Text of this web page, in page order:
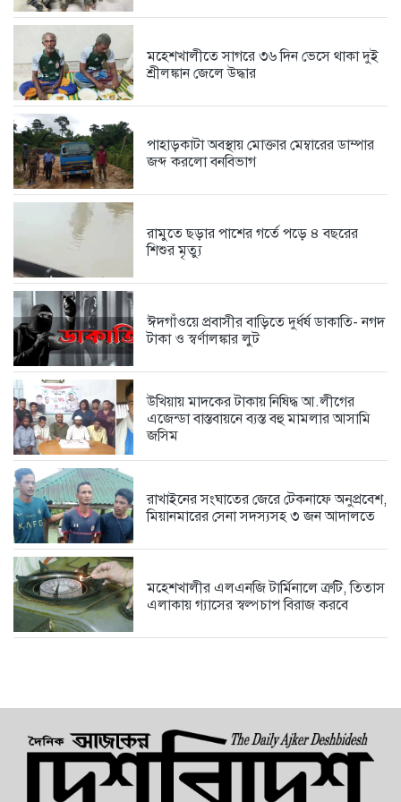
2 days আগে
বাঁশ দিয়ে সাঁকো উদ্বোধন করলেন...
2 days আগে
2 days আগে
সীমান্ত হত্যা ও মোদিবিরোধী আন্দোলনের...
2 days আগে
​মহেশখালীতে সাগরে ৩৬ দিন ভেসে থাকা দুই
শ্রীলঙ্কান জেলে উদ্ধার
পাহাড়কাটা অবস্থায় মোক্তার মেম্বারের ডাম্পার
জব্দ করলো বনবিভাগ
রামুতে ছড়ার পাশের গর্তে পড়ে ৪ বছরের
শিশুর মৃত্যু
ঈদগাঁওয়ে প্রবাসীর বাড়িতে দুর্ধর্ষ ডাকাতি- নগদ
টাকা ও স্বর্ণালঙ্কার লুট
উখিয়ায় মাদকের টাকায় নিষিদ্ধ আ.লীগের
এজেন্ডা বাস্তবায়নে ব্যস্ত বহু মামলার আসামি
জসিম
রাখাইনের সংঘাতের জেরে টেকনাফে অনুপ্রবেশ,
মিয়ানমারের সেনা সদস্যসহ ৩ জন আদালতে
মহেশখালীর এলএনজি টার্মিনালে ত্রুটি, তিতাস
এলাকায় গ্যাসের স্বল্পচাপ বিরাজ করবে